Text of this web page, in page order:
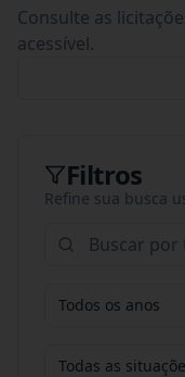
Consulte as
acessível.
Filtros
Refine sua busca
Todos os anos
Todas as